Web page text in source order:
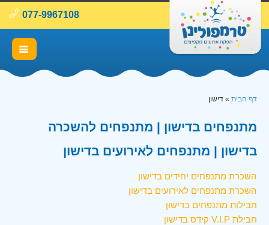
077-9967108
דף הבית » דישון
מתנפחים בדישון | מתנפחים להשכרה
בדישון | מתנפחים לאירועים בדישון
השכרת מתנפחים יחידים בדישון
השכרת מתנפחים לאירועים בדישון
חבילות מתנפחים בדישון
חבילת V.I.P קידס בדישון